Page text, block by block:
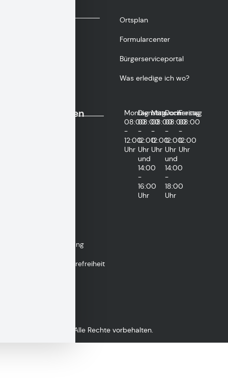
Ortsplan
Formularcenter
Bürgerserviceportal
Was erledige ich wo?
Öffnungszeiten
Montag
08:00
-
12:00
Uhr
Dienstag
08:00
-
12:00
Uhr
und
14:00
-
16:00
Uhr
Mittwoch
08:00
-
12:00
Uhr
Donnerstag
08:00
-
12:00
Uhr
und
14:00
-
18:00
Uhr
Freitag
08:00
-
12:00
Uhr
Datenschutzerklärung
Erklärung zur Barrierefreiheit
Copyright 2026 © Alle Rechte vorbehalten.